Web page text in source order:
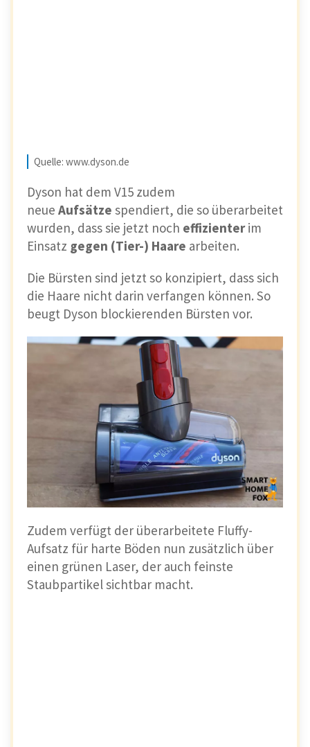
Quelle: www.dyson.de
Dyson hat dem V15 zudem
neue Aufsätze spendiert, die so überarbeitet
wurden, dass sie jetzt noch effizienterim
Einsatz gegen (Tier-) Haare arbeiten.
Die Bürsten sind jetzt so konzipiert, dass sich
die Haare nicht darin verfangen können. So
beugt Dyson blockierenden Bürsten vor.
Zudem verfügt der überarbeitete Fluffy-
Aufsatz für harte Böden nun zusätzlich über
einen grünen Laser, der auch feinste
Staubpartikel sichtbar macht.